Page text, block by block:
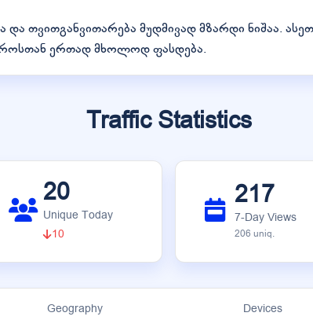
და თვითგანვითარება მუდმივად მზარდი ნიშაა.
ერთად მხოლოდ ფასდება.
Traffic Statistics
20
Unique Today
10
217
7-Day Views
206 uniq.
Geography Devices